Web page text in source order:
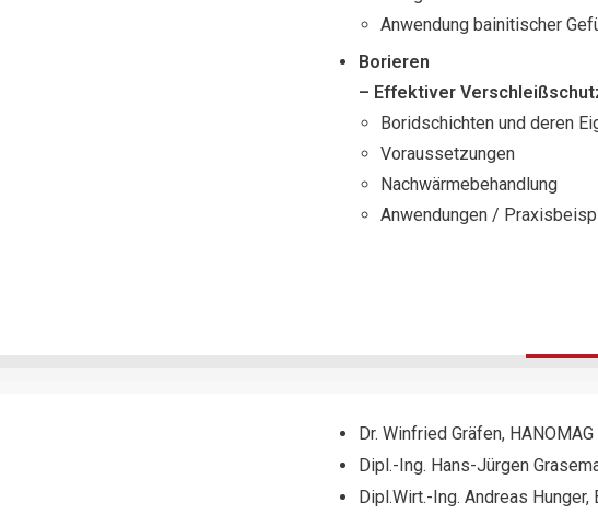
Anwendung bainitischer
Borieren
– Effektiver
Boridschichten und deren
Voraussetzungen
Nachwärmebehandlung
Anwendungen /
Dr. Winfried Gräfen,
Dipl.-Ing. Hans-Jürgen
Dipl.Wirt.-Ing. Andreas Hunger,